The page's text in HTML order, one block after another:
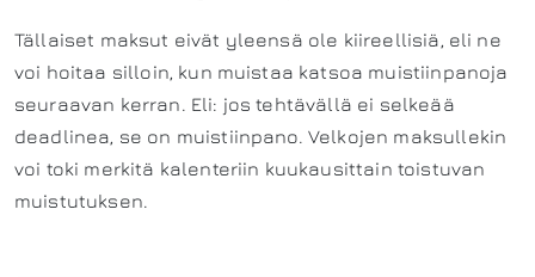
Tällaiset maksut eivät yleensä ole kiireellisiä, eli ne
voi hoitaa silloin, kun muistaa katsoa muistiinpanoja
seuraavan kerran. Eli: jos tehtävällä ei selkeää
deadlinea, se on muistiinpano. Velkojen maksullekin
voi toki merkitä kalenteriin kuukausittain toistuvan
muistutuksen.